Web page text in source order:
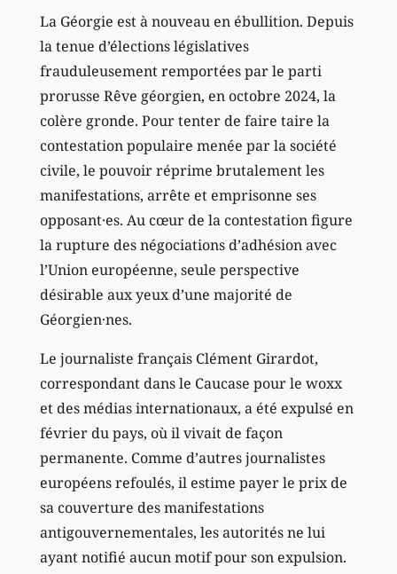
La Géorgie est à nouveau en ébullition. Depuis
la tenue d’élections législatives
frauduleusement remportées par le parti
prorusse Rêve géorgien, en octobre 2024, la
colère gronde. Pour tenter de faire taire la
contestation populaire menée par la société
civile, le pouvoir réprime brutalement les
manifestations, arrête et emprisonne ses
opposant·es. Au cœur de la contestation figure
la rupture des négociations d’adhésion avec
l’Union européenne, seule perspective
désirable aux yeux d’une majorité de
Géorgien·nes.
Le journaliste français Clément Girardot,
correspondant dans le Caucase pour le woxx
et des médias internationaux, a été expulsé en
février du pays, où il vivait de façon
permanente. Comme d’autres journalistes
européens refoulés, il estime payer le prix de
sa couverture des manifestations
antigouvernementales, les autorités ne lui
ayant notifié aucun motif pour son expulsion.